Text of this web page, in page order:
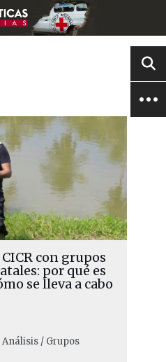
con grupos
por qué es
se lleva a cabo
/ Grupos